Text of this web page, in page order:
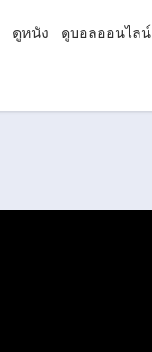
ดูหนัง ดูบอลออนไลน์